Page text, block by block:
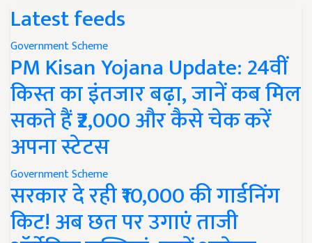
Latest feeds
Government Scheme
PM Kisan Yojana Update: 24वीं
किस्त का इंतजार बढ़ा, जानें कब मिल
सकते हैं ₹2,000 और कैसे चेक करें
अपना स्टेटस
Government Scheme
सरकार दे रही ₹10,000 की गार्डनिंग
किट! अब छत पर उगाएं ताजी